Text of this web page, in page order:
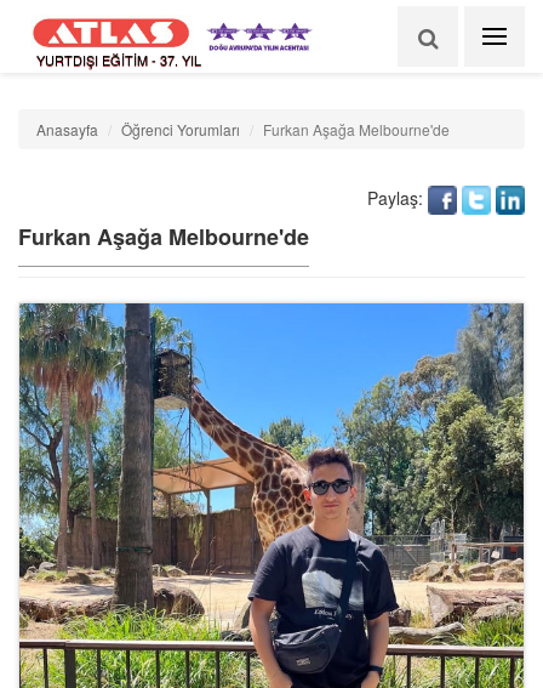
YURTDIŞI EĞİTİM - 37. YIL
Anasayfa Öğrenci Yorumları Furkan Aşağa Melbourne'de
Furkan Aşağa Melbourne'de
Paylaş: